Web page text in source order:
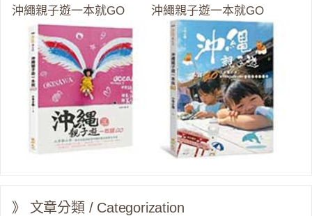
沖繩親子遊一本就GO
沖繩親子遊一本就GO
》 文章分類 / Categorization